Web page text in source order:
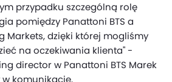
przypadku szczególną rolę
pomiędzy Panattoni BTS a
Markets, dzięki której mogliśmy
na oczekiwania klienta" -
director w Panattoni BTS Marek
w komunikacie.